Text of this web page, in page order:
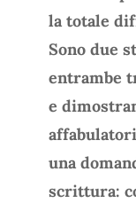
la totale
Sono due
entrambe
e
una
scrittura: